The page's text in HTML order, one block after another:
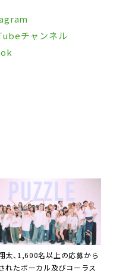
チャンネル
太、1,600名以上の応募から
れたボーカル及びコーラス